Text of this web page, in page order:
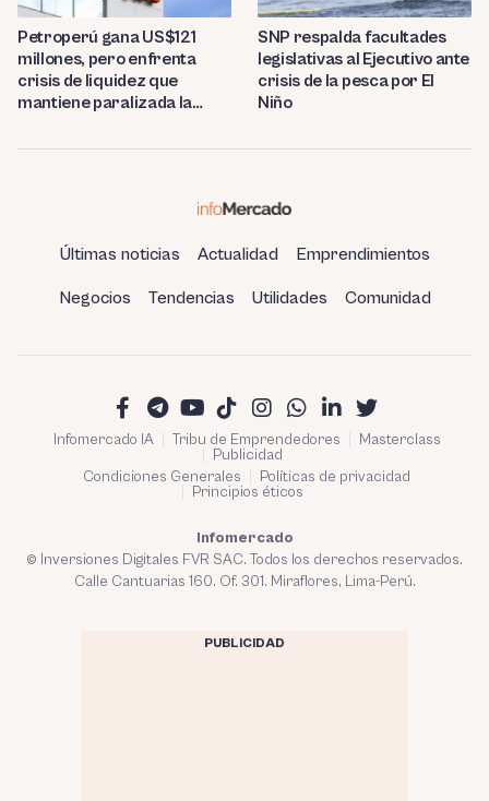
Petroperú gana US$121
millones, pero enfrenta
crisis de liquidez que
mantiene paralizada la
SNP respalda facultades
legislativas al Ejecutivo ante
crisis de la pesca por El
Niño
Últimas noticias Actualidad Emprendimientos
Negocios Tendencias Utilidades Comunidad
Infomercado IA Tribu de Emprendedores
Masterclass
Publicidad
Condiciones Generales
Políticas de privacidad
Principios éticos
Infomercado
© Inversiones Digitales FVR SAC. Todos los derechos reservados.
Calle Cantuarias 160. Of. 301. Miraflores, Lima-Perú.
PUBLICIDAD